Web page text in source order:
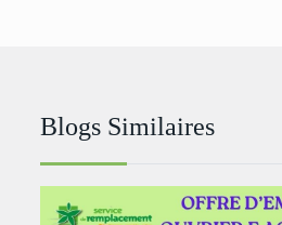
Blogs Similaires